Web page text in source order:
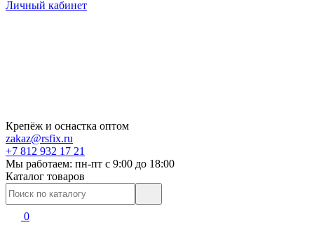
Личный кабинет
Крепёж и оснастка оптом
zakaz@rsfix.ru
+7 812 932 17 21
Мы работаем: пн-пт c 9:00 до 18:00
Каталог товаров
0